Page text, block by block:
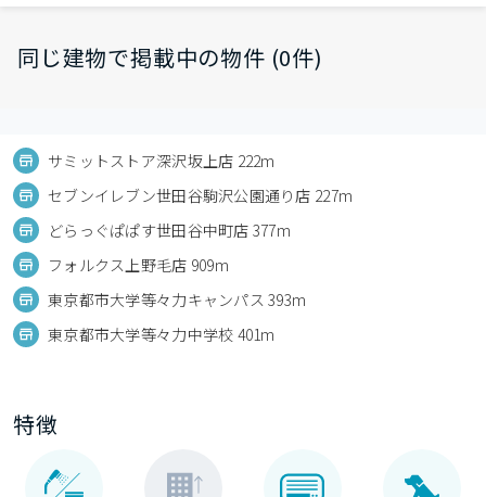
同じ建物で掲載中の物件 (0件)
サミットストア深沢坂上店 222m
セブンイレブン世田谷駒沢公園通り店 227m
どらっぐぱぱす世田谷中町店 377m
フォルクス上野毛店 909m
東京都市大学等々力キャンパス 393m
東京都市大学等々力中学校 401m
特徴